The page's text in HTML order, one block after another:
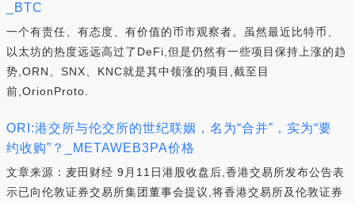
_BTC
一个有责任、有态度、有价值的币市观察者。虽然最近比特币、
以太坊的热度远远高过了DeFi,但是仍然有一些项目保持上涨的趋
势,ORN、SNX、KNC就是其中领涨的项目,截至目
前,OrionProto.
ORI:港交所与伦交所的世纪联姻，名为“合并”，实为“要
约收购”？_METAWEB3PA价格
文章来源：麦田财经 9月11日港股收盘后,香港交易所发布公告表
示已向伦敦证券交易所集团董事会提议,将香港交易所及伦敦证券